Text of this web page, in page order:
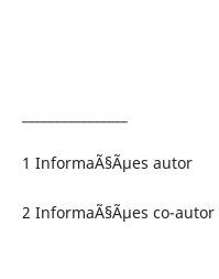
1 InformaÃ§Ãµes autor
2 InformaÃ§Ãµes co-autor